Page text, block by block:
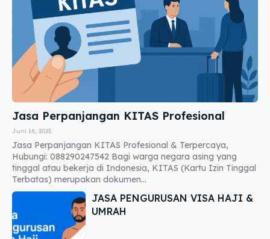
Jasa Perpanjangan KITAS Profesional
Juni 16, 2025
Jasa Perpanjangan KITAS Profesional & Terpercaya,
Hubungi: 088290247542 Bagi warga negara asing yang
tinggal atau bekerja di Indonesia, KITAS (Kartu Izin Tinggal
Terbatas) merupakan dokumen...
JASA PENGURUSAN VISA HAJI &
UMRAH